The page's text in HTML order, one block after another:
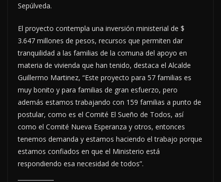
Sepúlveda.
El proyecto contempla una inversión ministerial de $
3.647 millones de pesos, recursos que permiten dar
tranquilidad a las familias de la comuna del apoyo en
materia de vivienda que han tenido, destaca el Alcalde
Guillermo Martinez, “Este proyecto para 57 familias es
muy bonito y para familias de gran esfuerzo, pero
además estamos trabajando con 159 familias a punto de
postular, como es el Comité El Sueño de Todos, así
como el Comité Nueva Esperanza y otros, entonces
tenemos demanda y estamos haciendo el trabajo porque
estamos confiados en que el Ministerio está
respondiendo esa necesidad de todos”.